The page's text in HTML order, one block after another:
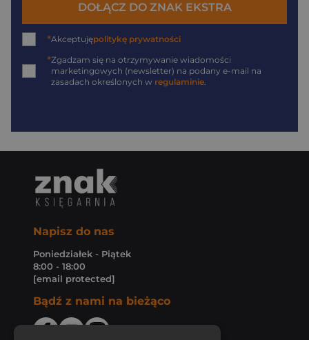
DOŁĄCZ DO ZNAK EKSTRA
*Akceptujępolitykę prywatności
*Zgadzam się na otrzymywanie wiadomości
marketingowych (newsletter) na podany e-mail na
zasadach określonych w regulaminie.
Napisz do nas
Poniedziałek - Piątek
8:00 - 18:00
[email protected]
Bądź z nami na bieżąco